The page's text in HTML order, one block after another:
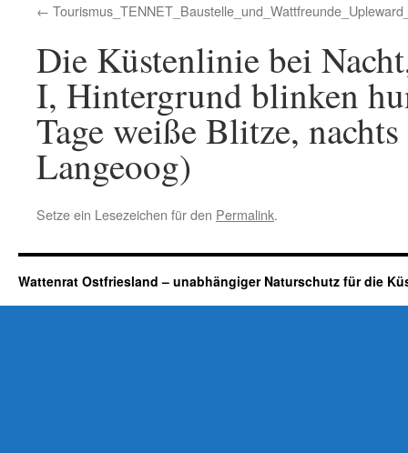
Die Küstenlinie bei
I, Hintergrund blinken
Tage weiße Blitze,
Langeoog)
Setze ein Lesezeichen für den Permalink.
Wattenrat Ostfriesland – unabhängiger Naturschutz für die